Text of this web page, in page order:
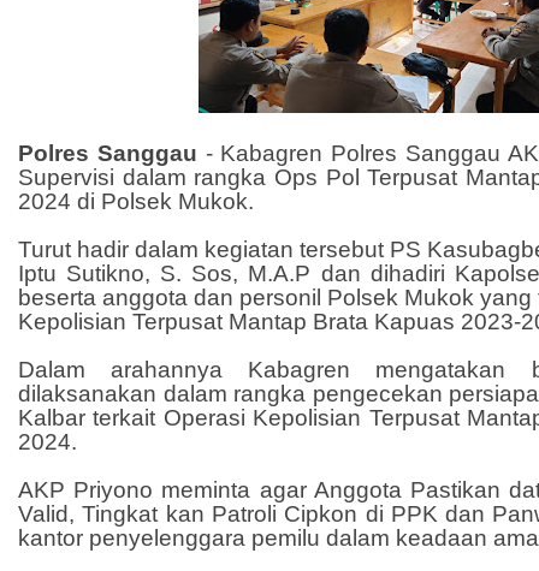
Polres Sanggau - Kabagren Polres Sanggau
Supervisi dalam rangka Ops Pol Terpusat
2024 di Polsek Mukok.
Turut hadir dalam kegiatan tersebut PS
Iptu Sutikno, S. Sos, M.A.P dan dihadiri
beserta anggota dan personil Polsek Mukok
Kepolisian Terpusat Mantap Brata Kapuas 2023-
Dalam arahannya Kabagren mengatakan
dilaksanakan dalam rangka pengecekan
Kalbar terkait Operasi Kepolisian Terpusat
2024.
AKP Priyono meminta agar Anggota Pastikan
Valid, Tingkat kan Patroli Cipkon di PPK dan
kantor penyelenggara pemilu dalam keadaan